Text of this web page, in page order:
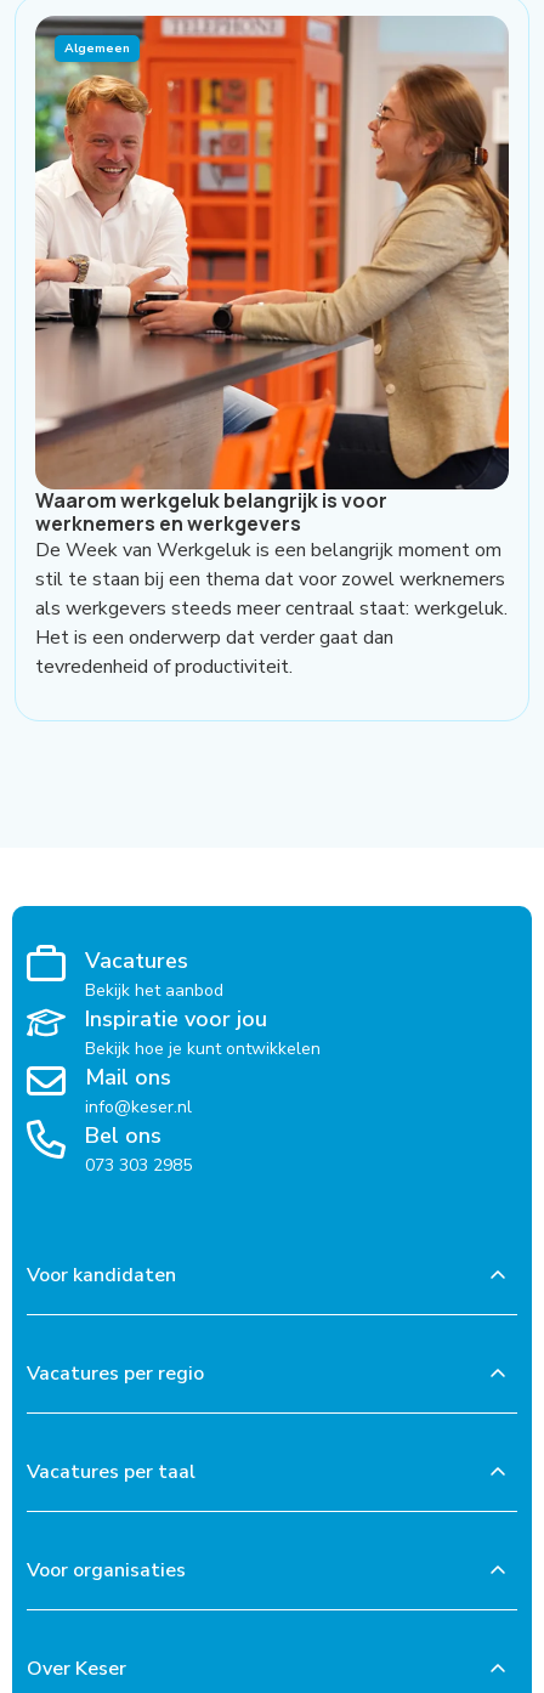
Algemeen
Waarom werkgeluk belangrijk is voor
werknemers en werkgevers
De Week van Werkgeluk is een belangrijk moment om
stil te staan bij een thema dat voor zowel werknemers
als werkgevers steeds meer centraal staat: werkgeluk.
Het is een onderwerp dat verder gaat dan
tevredenheid of productiviteit.
Vacatures
Bekijk het aanbod
Inspiratie voor jou
Bekijk hoe je kunt ontwikkelen
Mail ons
info@keser.nl
Bel ons
073 303 2985
Voor kandidaten
Vacatures per regio
Vacatures per taal
Voor organisaties
Over Keser